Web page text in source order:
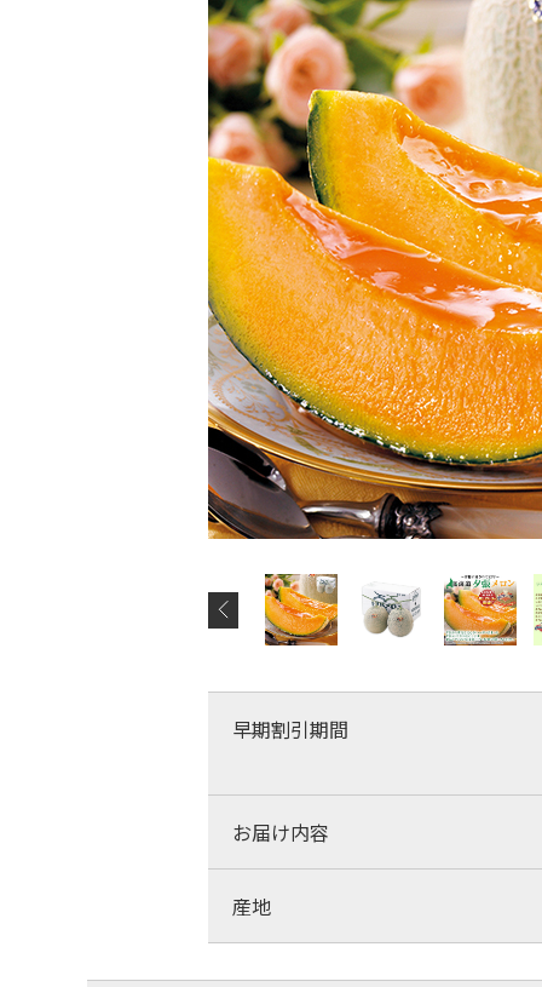
早期割引期間
お届け内容
産地